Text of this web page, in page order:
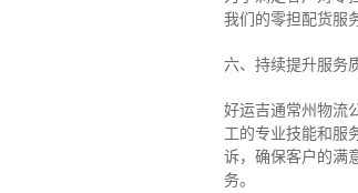
我们的零担配货服
六、持续提升服务
好运吉通常州物流
工的专业技能和服
诉，确保客户的满
务。